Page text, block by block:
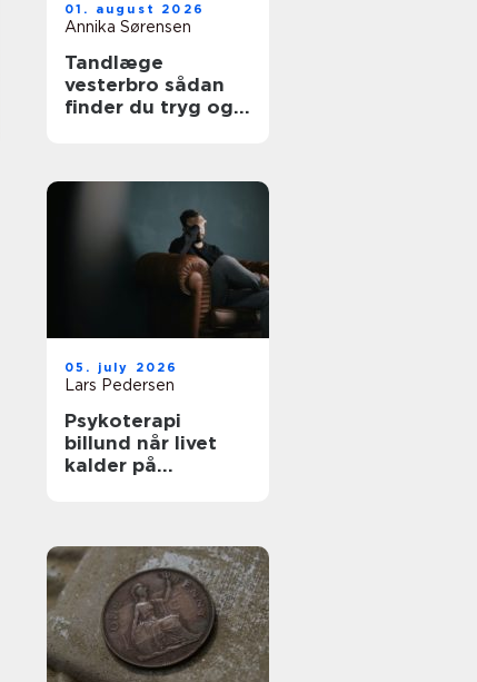
01. august 2026
Annika Sørensen
Tandlæge
vesterbro sådan
finder du tryg og
05. july 2026
Lars Pedersen
Psykoterapi
billund når livet
kalder på